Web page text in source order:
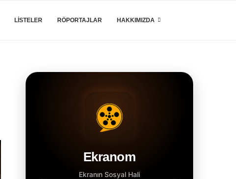
LISTELER RÖPORTAJLAR HAKKIMIZDA
Ekranom
Ekranın Sosyal Hali